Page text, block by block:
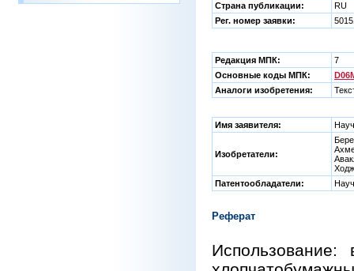
Страна публикации:
RU
Рег. номер заявки:
Редакция МПК:
7
Основные коды МПК:
Аналоги изобретения:
Имя заявителя:
Изобретатели:
Патентообладатели:
Реферат
Использование: